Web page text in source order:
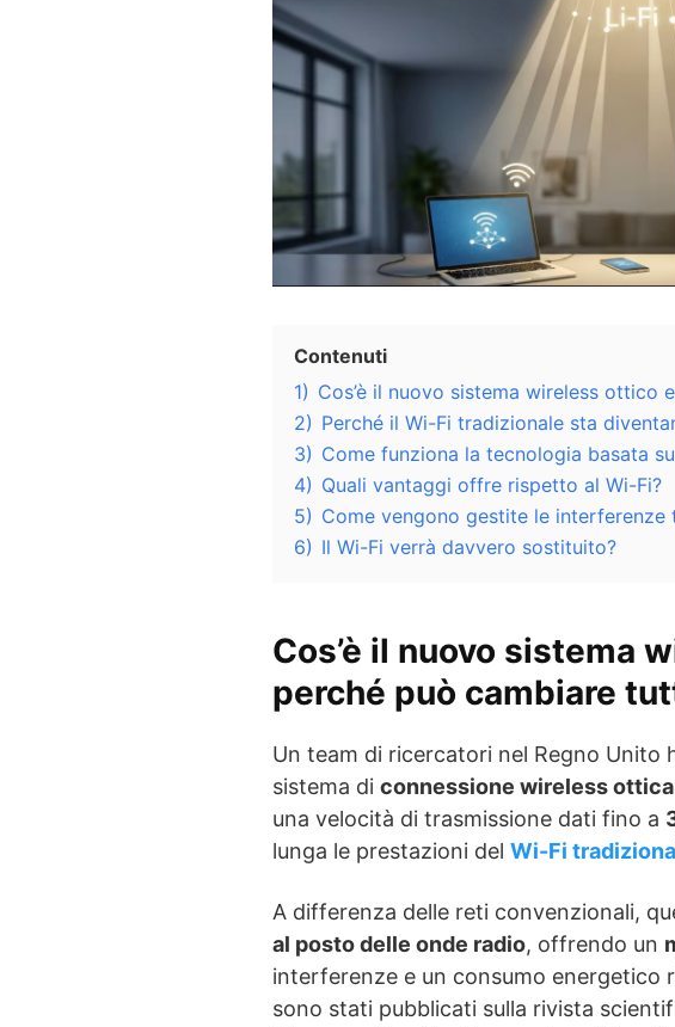
Contenuti
1) Cos’è il nuovo sistema wireless ottico
2) Perché il Wi-Fi tradizionale sta
3) Come funziona la tecnologia basata
4) Quali vantaggi offre rispetto al Wi-Fi?
5) Come vengono gestite le interferenze
6) Il Wi-Fi verrà davvero sostituito?
Cos’è il nuovo sistema
perché può cambiare
Un team di ricercatori nel Regno Unito
sistema di connessione wireless ottica
una velocità di trasmissione dati fino a
lunga le prestazioni del Wi-Fi
A differenza delle reti convenzionali,
al posto delle onde radio, offrendo un
interferenze e un consumo energetico
sono stati pubblicati sulla rivista